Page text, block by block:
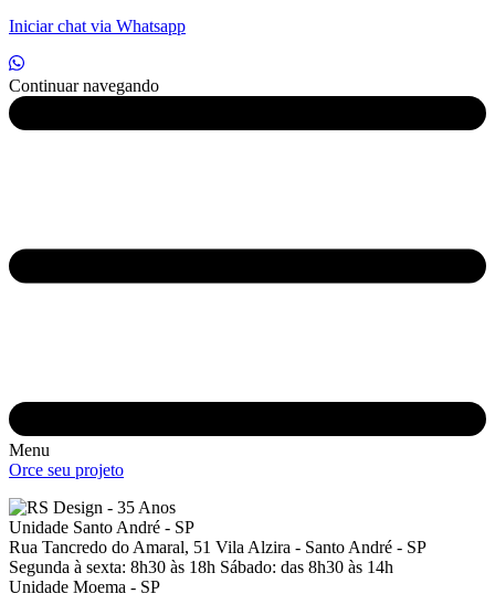
Iniciar chat via Whatsapp
Continuar navegando
Menu
Orce seu projeto
Unidade Santo André - SP
Rua Tancredo do Amaral, 51 Vila Alzira - Santo André - SP
Segunda à sexta: 8h30 às 18h Sábado: das 8h30 às 14h
Unidade Moema - SP